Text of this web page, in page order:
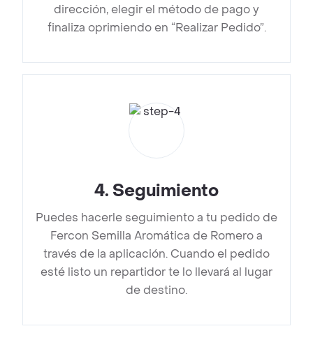
dirección, elegir el método de pago y
finaliza oprimiendo en “Realizar Pedido”.
4. Seguimiento
Puedes hacerle seguimiento a tu pedido de
Fercon Semilla Aromática de Romero a
través de la aplicación. Cuando el pedido
esté listo un repartidor te lo llevará al lugar
de destino.